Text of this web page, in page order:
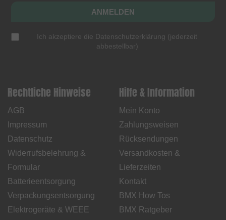
ANMELDEN
Ich akzeptiere die Datenschutzerklärung (jederzeit
abbestellbar)
Rechtliche Hinweise
AGB
Impressum
Datenschutz
Widerrufsbelehrung &
Formular
Batterieentsorgung
Verpackungsentsorgung
Elektrogeräte & WEEE
Hilfe & Information
Mein Konto
Zahlungsweisen
Rücksendungen
Versandkosten &
Lieferzeiten
Kontakt
BMX How Tos
BMX Ratgeber